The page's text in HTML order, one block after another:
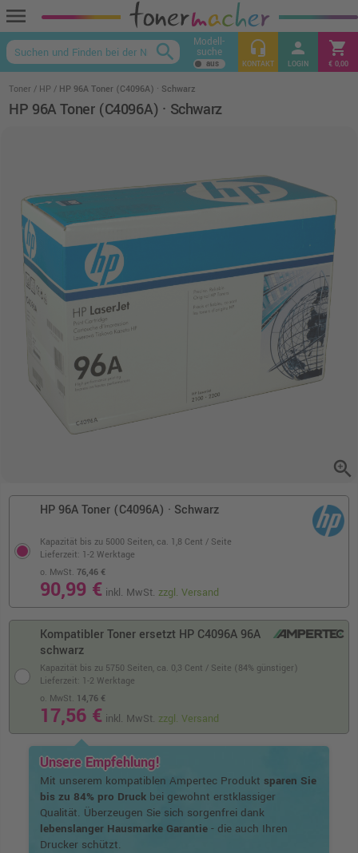
menu
keyboard_arrow_up
search Modell-
suche headset_mic
KONTAKT
person
LOGIN
shopping_cart
€ 0,00
Toner HP HP 96A Toner (C4096A) · Schwarz
HP 96A Toner (C4096A) · Schwarz
zoom_in
HP 96A Toner (C4096A) · Schwarz
Kapazität bis zu 5000 Seiten, ca. 1,8 Cent / Seite
o. MwSt.76,46 €
90,99 € inkl. MwSt.zzgl. Versand
Lieferzeit: 1-2 Werktage
Kompatibler Toner ersetzt HP C4096A 96A
schwarz
Kapazität bis zu 5750 Seiten, ca. 0,3 Cent / Seite (84% günstiger)
o. MwSt. 14,76 €
17,56 € inkl. MwSt. zzgl. Versand
Lieferzeit: 1-2 Werktage
Unsere Empfehlung!
Mit unserem kompatiblen Ampertec Produkt sparen Sie
bis zu 84% pro Druckbei gewohnt erstklassiger
Qualität. Überzeugen Sie sich sorgenfrei dank
lebenslanger Hausmarke Garantie- die auch Ihren
Drucker schützt.